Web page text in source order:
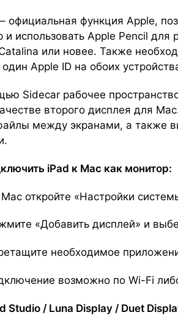
официальная функция Apple,
и использовать Apple Pencil
или новее. Также
Apple ID на обоих
Sidecar рабочее
второго дисплея для
между экранами, а также
iPad к Mac как монитор:
откройте «Настройки
«Добавить дисплей» и
необходимое
возможно по Wi-Fi
Studio / Luna Display / Duet